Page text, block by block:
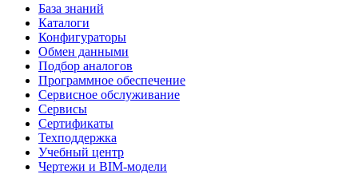
База знаний
Каталоги
Конфигураторы
Обмен данными
Подбор аналогов
Программное обеспечение
Сервисное обслуживание
Сервисы
Сертификаты
Техподдержка
Учебный центр
Чертежи и BIM-модели